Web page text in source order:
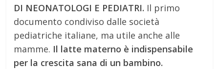
DI NEONATOLOGI E PEDIATRI. Il primo
documento condiviso dalle società
pediatriche italiane, ma utile anche alle
mamme. Il latte materno è indispensabile
per la crescita sana di un bambino.